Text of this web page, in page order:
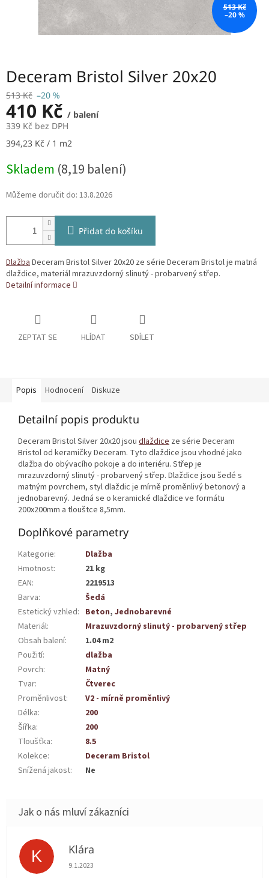
513 Kč
–20 %
Deceram Bristol Silver 20x20
513 Kč –20 %
410 Kč / balení
339 Kč bez DPH
Měrná
394,23 Kč / 1 m2
Skladem (8,19 balení)
Můžeme doručit do: 13.8.2026
Přidat do košíku
DlažbaDeceram Bristol Silver 20x20 ze série Deceram Bristol je matná
dlaždice, materiál mrazuvzdorný slinutý - probarvený střep.
Detailní informace
ZEPTAT SE HLÍDAT SDÍLET
Popis Hodnocení Diskuze
Detailní popis produktu
Deceram Bristol Silver 20x20 jsou dlaždice ze série Deceram
Bristol od keramičky Deceram. Tyto dlaždice jsou vhodné jako
dlažba do obývacího pokoje a do interiéru. Střep je
mrazuvzdorný slinutý - probarvený střep. Dlaždice jsou šedé s
matným povrchem, styl dlaždic je mírně proměnlivý betonový a
jednobarevný. Jedná se o keramické dlaždice ve formátu
200x200mm a tlouštce 8,5mm.
Doplňkové parametry
Kategorie:
Dlažba
Hmotnost:
21 kg
EAN:
2219513
Barva:
Šedá
Estetický vzhled: Beton, Jednobarevné
Materiál:
Mrazuvzdorný slinutý - probarvený střep
Obsah balení:
1.04 m2
Použití:
dlažba
Povrch:
Matný
Tvar:
Čtverec
Proměnlivost:
V2 - mírně proměnlivý
Délka:
200
Šířka:
200
Tloušťka:
8.5
Kolekce:
Deceram Bristol
Snížená jakost: Ne
K Klára
Hodnocení obchodu je 5 z 5 hvězdiček.
9.1.2023